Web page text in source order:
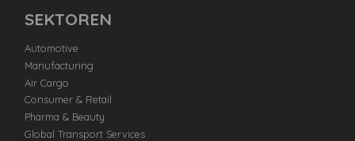
SEKTOREN
Automotive
Manufacturing
Air Cargo
Consumer & Retail
Pharma & Beauty
Global Transport Services